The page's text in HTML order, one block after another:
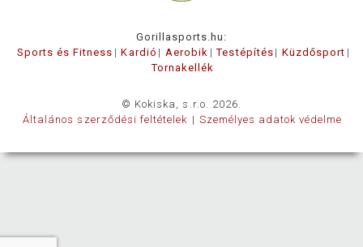
Gorillasports.hu:
Sports és Fitness
Kardió Aerobik Testépítés
Küzdősport
Tornakellék
© Kokiska, s.r.o. 2026.
Általános szerződési feltételek
Személyes adatok védelme